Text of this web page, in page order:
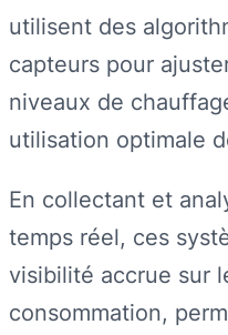
utilisent des
capteurs pour
niveaux de
utilisation optimale
En collectant et
temps réel, ces
visibilité accrue sur
consommation,